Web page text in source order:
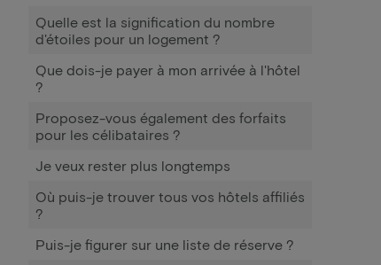
Quelle est la signification du nombre
d'étoiles pour un logement ?
Que dois-je payer à mon arrivée à l'hôtel
?
Proposez-vous également des forfaits
pour les célibataires ?
Je veux rester plus longtemps
Où puis-je trouver tous vos hôtels affiliés
?
Puis-je figurer sur une liste de réserve ?